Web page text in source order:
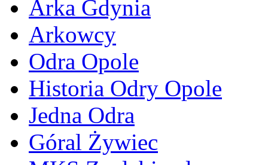
Arka Gdynia
Arkowcy
Odra Opole
Historia Odry Opole
Jedna Odra
Góral Żywiec